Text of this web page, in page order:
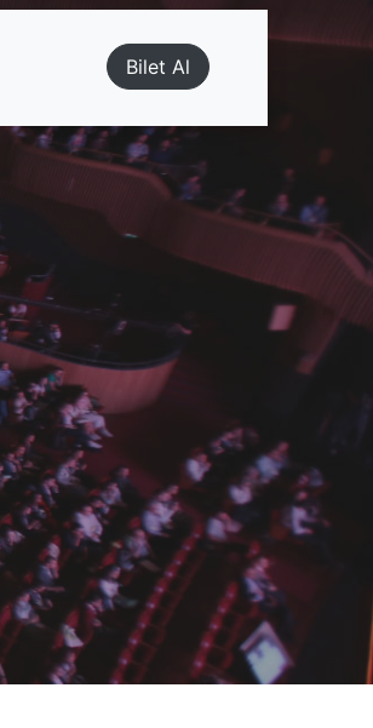
Bilet Al